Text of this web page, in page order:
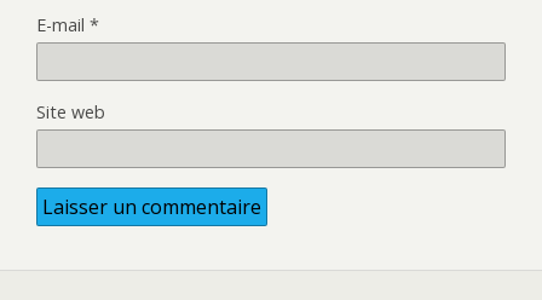
E-mail *
Site web